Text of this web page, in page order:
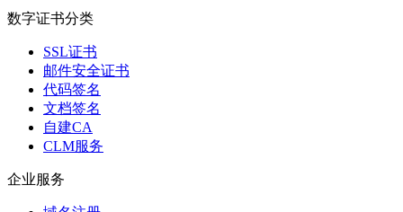
数字证书分类
SSL证书
邮件安全证书
代码签名
文档签名
自建CA
CLM服务
企业服务